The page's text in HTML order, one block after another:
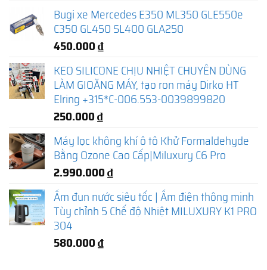
Bugi xe Mercedes E350 ML350 GLE550e
C350 GL450 SL400 GLA250
450.000₫
KEO SILICONE CHỊU NHIỆT CHUYÊN DÙNG
LÀM GIOĂNG MÁY, tạo ron máy Dirko HT
Elring +315*C-006.553-0039899820
250.000₫
Máy lọc không khí ô tô Khử Formaldehyde
Bằng Ozone Cao Cấp|Miluxury C6 Pro
2.990.000₫
Ấm đun nước siêu tốc | Ấm điện thông minh
Tùy chỉnh 5 Chế độ Nhiệt MILUXURY K1 PRO
304
580.000₫